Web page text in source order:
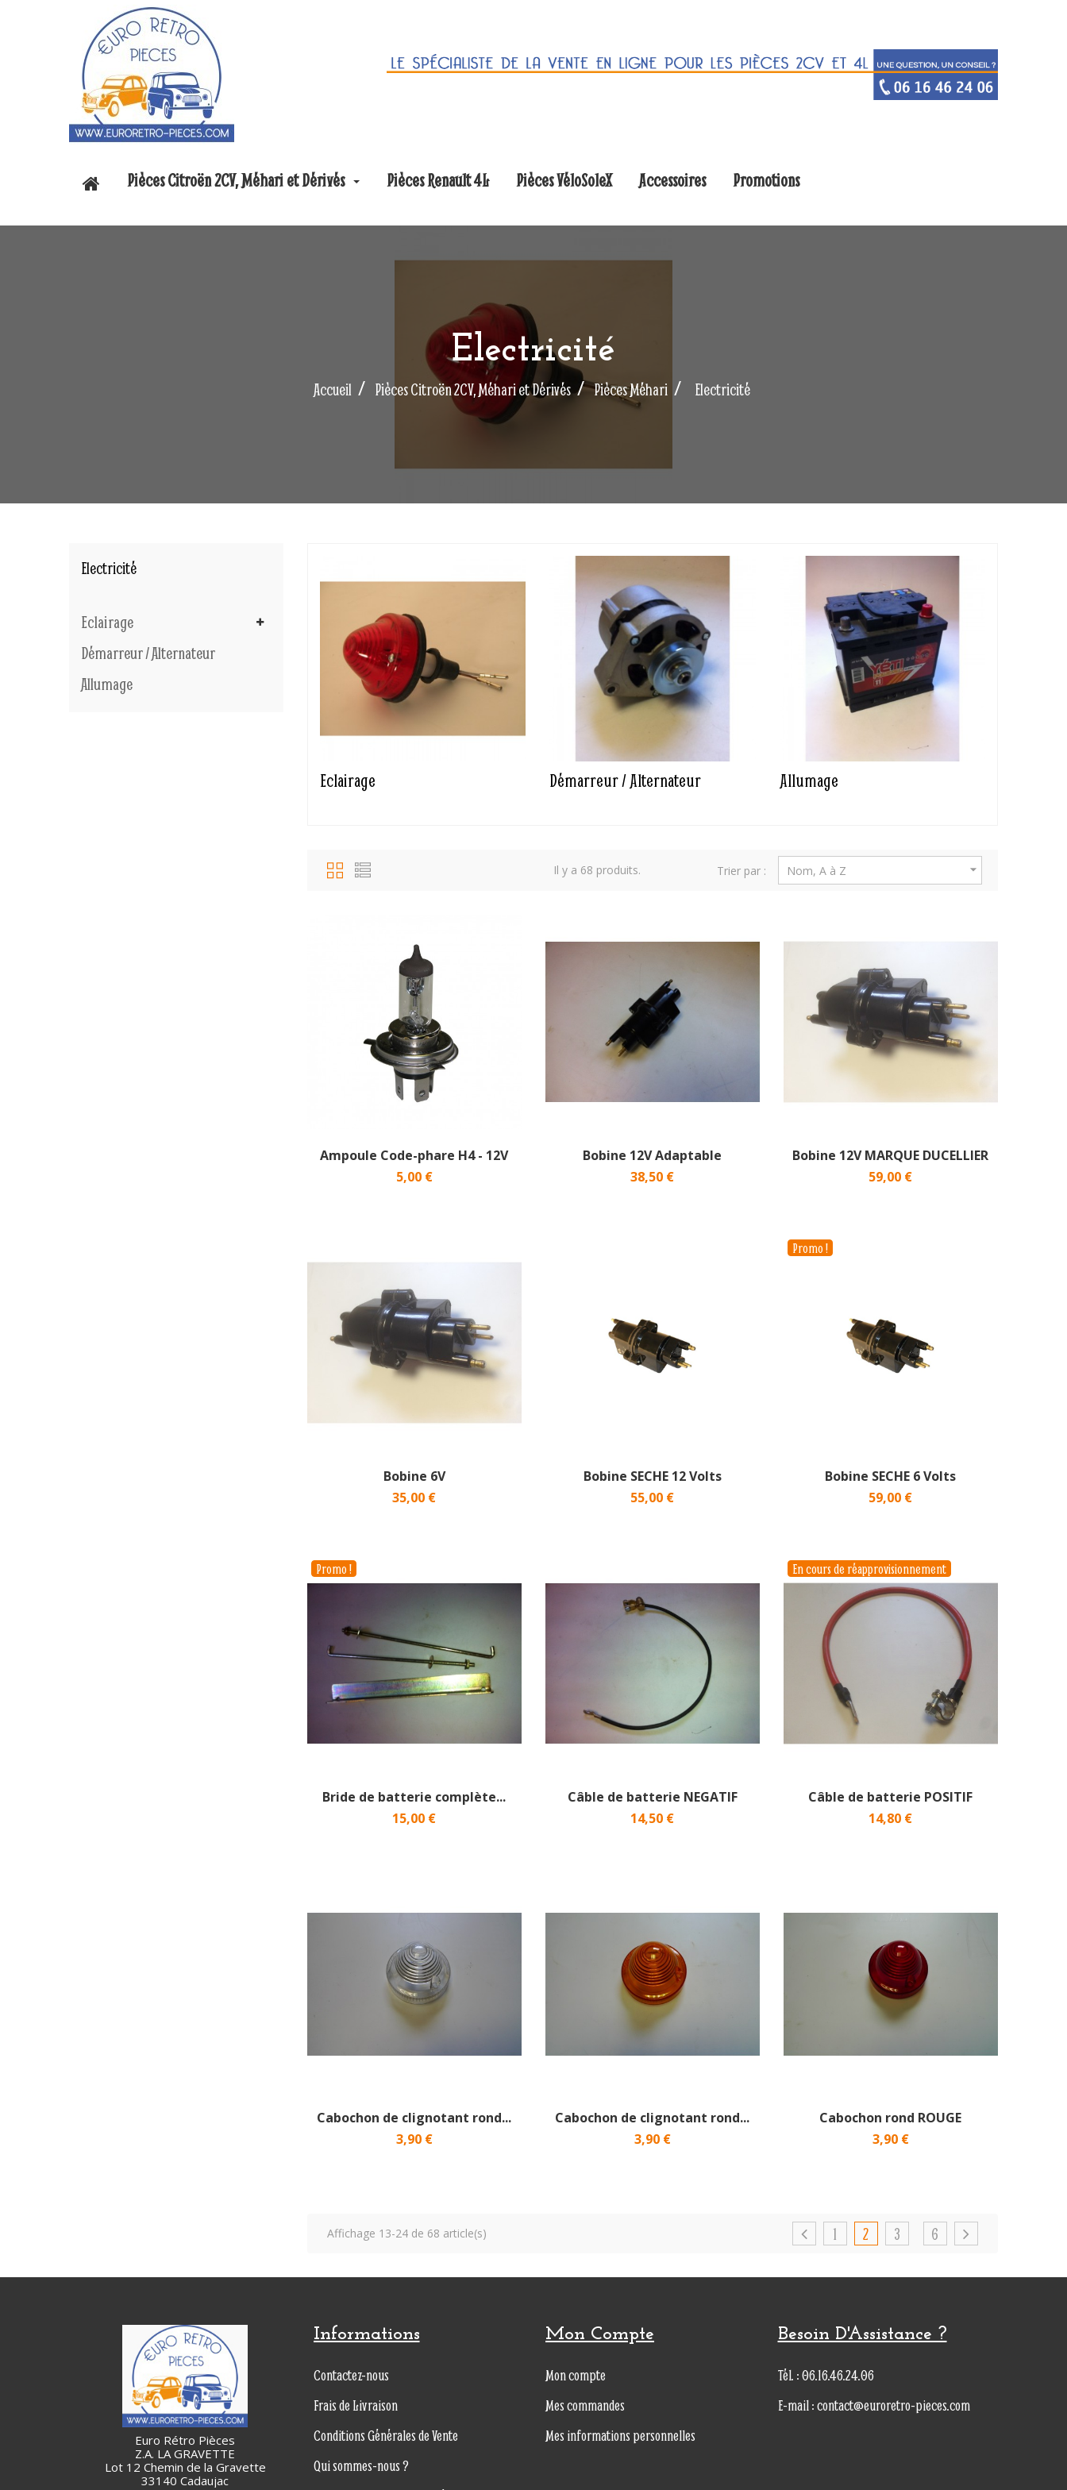
Pièces Citroën 2CV, Méhari et Dérivés Pièces Renault 4L Pièces VéloSoleX Accessoires Promotions
Electricité
Accueil Pièces Citroën 2CV, Méhari et Dérivés Pièces Méhari Electricité
Electricité
Eclairage
Démarreur / Alternateur
Allumage
Eclairage Démarreur / Alternateur Allumage
Il y a 68 produits. Trier par : Nom, A à Z 
Ampoule Code-phare H4 - 12V
5,00 €
Bobine 12V Adaptable
38,50 €
Bobine 12V MARQUE DUCELLIER
59,00 €
Bobine 6V
35,00 €
Bobine SECHE 12 Volts
55,00 €
Promo !
Bobine SECHE 6 Volts
59,00 €
Promo !
Bride de batterie complète...
15,00 €
Câble de batterie NEGATIF
14,50 €
En cours de réapprovisionnement
Câble de batterie POSITIF
14,80 €
Cabochon de clignotant rond...
3,90 €
Cabochon de clignotant rond...
3,90 €
Cabochon rond ROUGE
3,90 €
Affichage 13-24 de 68 article(s) 1 2 3 6
Euro Rétro Pièces
Z.A. LA GRAVETTE
Lot 12 Chemin de la Gravette
33140 Cadaujac
Informations
Contactez-nous
Frais de Livraison
Conditions Générales de Vente
Qui sommes-nous ?
Mon Compte
Mon compte
Mes commandes
Mes informations personnelles
Besoin D'Assistance ?
Tél. : 06.16.46.24.06
E-mail : contact@euroretro-pieces.com